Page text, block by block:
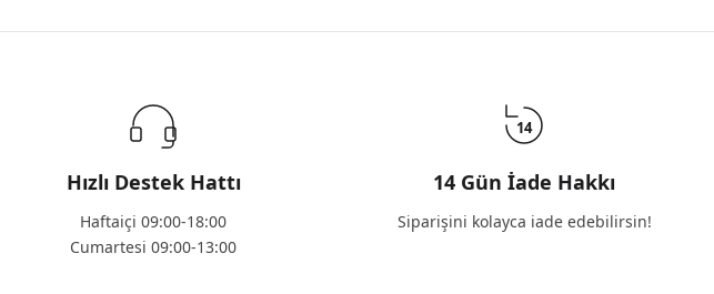
Hızlı Destek Hattı
Haftaiçi 09:00-18:00
Cumartesi 09:00-13:00
14
14 Gün İade Hakkı
Siparişini kolayca iade edebilirsin!